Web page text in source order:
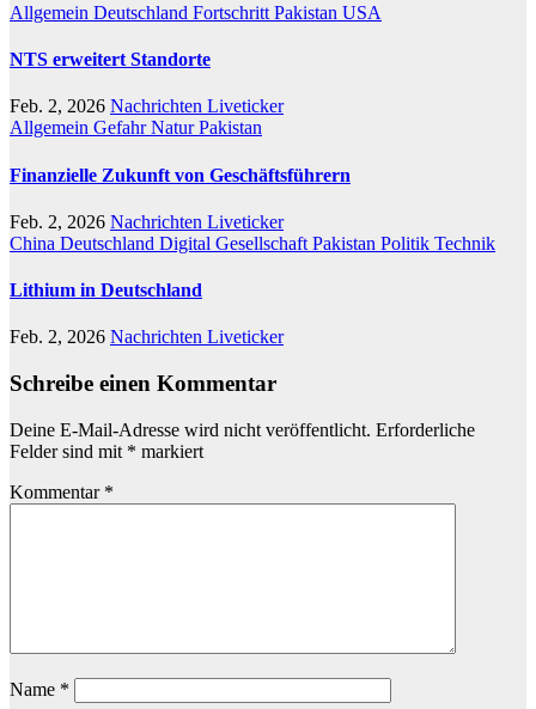
Allgemein Deutschland Fortschritt Pakistan USA
NTS erweitert Standorte
Feb. 2, 2026 Nachrichten Liveticker
Allgemein GefahrNaturPakistan
Finanzielle Zukunft von Geschäftsführern
Feb. 2, 2026 Nachrichten Liveticker
China Deutschland Digital Gesellschaft Pakistan Politik Technik
Lithium in Deutschland
Feb. 2, 2026 Nachrichten Liveticker
Schreibe einen Kommentar
Deine E-Mail-Adresse wird nicht veröffentlicht. Erforderliche
Felder sind mit * markiert
Kommentar *
Name *